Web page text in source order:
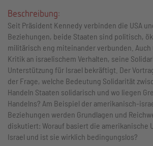
Beschreibung:
Seit Präsident Kennedy verbinden die USA
Beziehungen, beide Staaten sind politisch,
militärisch eng miteinander verbunden. Auch
Kritik an israelischem Verhalten, seine
Unterstützung für Israel bekräftigt. Der
der Frage, welche Bedeutung Solidarität
Handeln Staaten solidarisch und wo liegen
Handelns? Am Beispiel der amerikanisch-
Beziehungen werden Grundlagen und
diskutiert: Worauf basiert die amerikanische
Israel und ist sie wirklich bedingungslos?